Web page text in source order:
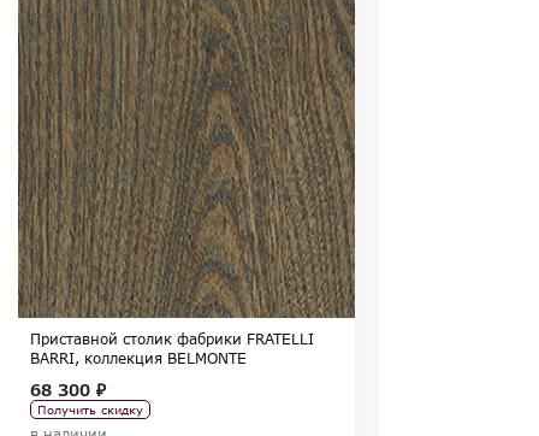
Приставной столик фабрики FRATELLI
BARRI, коллекция BELMONTE
68 300 ₽
Получить скидку